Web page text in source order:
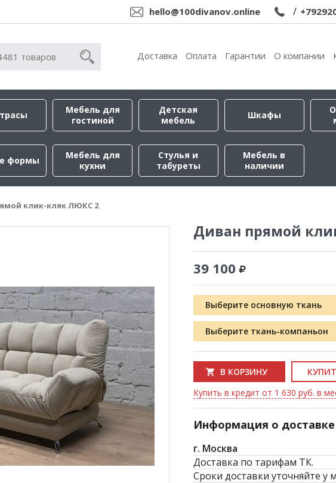
hello@100divanov.online /
Доставка Оплата Гарантии О компании
Мебель для
гостиной
Детская
мебель
Шкафы
формы
Мебель для
кухни
Стулья и
табуреты
Мебель в
наличии
клик-кляк ЛЮКС 2
Диван прямой
39 100
Выберите основную ткань
Выберите ткань-компаньон
В КОРЗИНУ
Купить в кредит от 1 630 руб. в
Информация о доставке
г. Москва
Доставка по тарифам ТК.
Сроки доставки уточняйте у